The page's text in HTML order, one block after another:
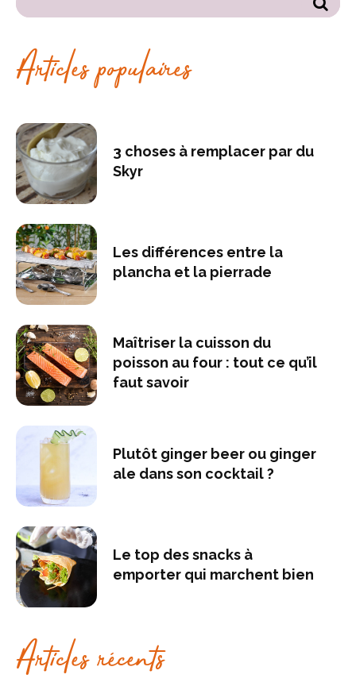
Articles populaires
3 choses à remplacer par du
Skyr
Les différences entre la
plancha et la pierrade
Maîtriser la cuisson du
poisson au four : tout ce qu’il
faut savoir
Plutôt ginger beer ou ginger
ale dans son cocktail ?
Le top des snacks à
emporter qui marchent bien
Articles récents